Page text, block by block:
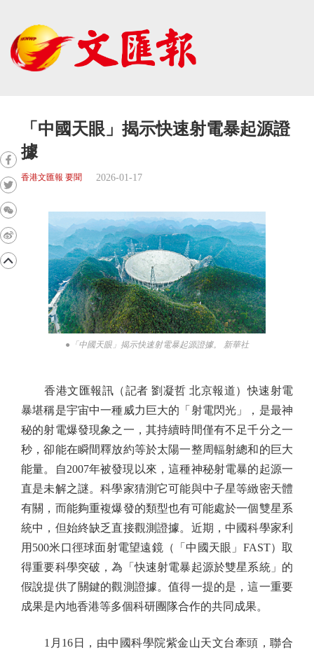
「中國天眼」揭示快速射電暴起源證
據
香港文匯報 要聞 2026-01-17
●「中國天眼」揭示快速射電暴起源證據。 新華社
香港文匯報訊（記者 劉凝哲 北京報道）快速射電
暴堪稱是宇宙中一種威力巨大的「射電閃光」，是最神
秘的射電爆發現象之一，其持續時間僅有不足千分之一
秒，卻能在瞬間釋放約等於太陽一整周輻射總和的巨大
能量。自2007年被發現以來，這種神秘射電暴的起源一
直是未解之謎。科學家猜測它可能與中子星等緻密天體
有關，而能夠重複爆發的類型也有可能處於一個雙星系
統中，但始終缺乏直接觀測證據。近期，中國科學家利
用500米口徑球面射電望遠鏡（「中國天眼」FAST）取
得重要科學突破，為「快速射電暴起源於雙星系統」的
假說提供了關鍵的觀測證據。值得一提的是，這一重要
成果是內地香港等多個科研團隊合作的共同成果。
1月16日，由中國科學院紫金山天文台牽頭，聯合